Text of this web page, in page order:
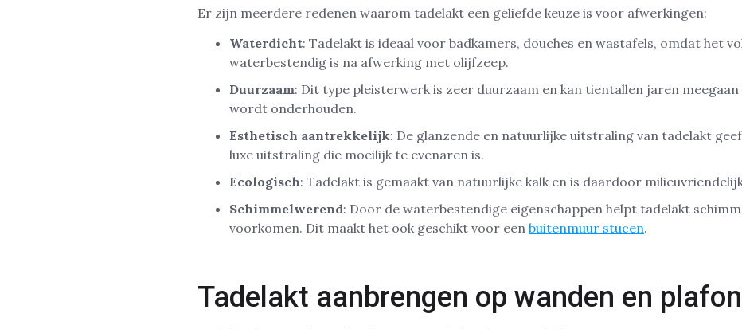
Er zijn meerdere redenen waarom tadelakt een geliefde keuze is voor afwerkingen:
Waterdicht: Tadelakt is ideaal voor badkamers, douches en wastafels, omdat het
waterbestendig is na afwerking met olijfzeep.
Duurzaam: Dit type pleisterwerk is zeer duurzaam en kan tientallen jaren meegaan
wordt onderhouden.
Esthetisch aantrekkelijk: De glanzende en natuurlijke uitstraling van tadelakt
luxe uitstraling die moeilijk te evenaren is.
Ecologisch: Tadelakt is gemaakt van natuurlijke kalk en is daardoor
Schimmelwerend: Door de waterbestendige eigenschappen helpt tadelakt
voorkomen. Dit maakt het ook geschikt voor een buitenmuur stucen.
Tadelakt aanbrengen op wanden en